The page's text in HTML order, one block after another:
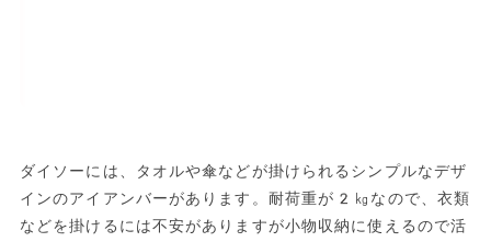
ダイソーには、タオルや傘などが掛けられるシンプルなデザ
インのアイアンバーがあります。耐荷重が2㎏なので、衣類
などを掛けるには不安がありますが小物収納に使えるので活